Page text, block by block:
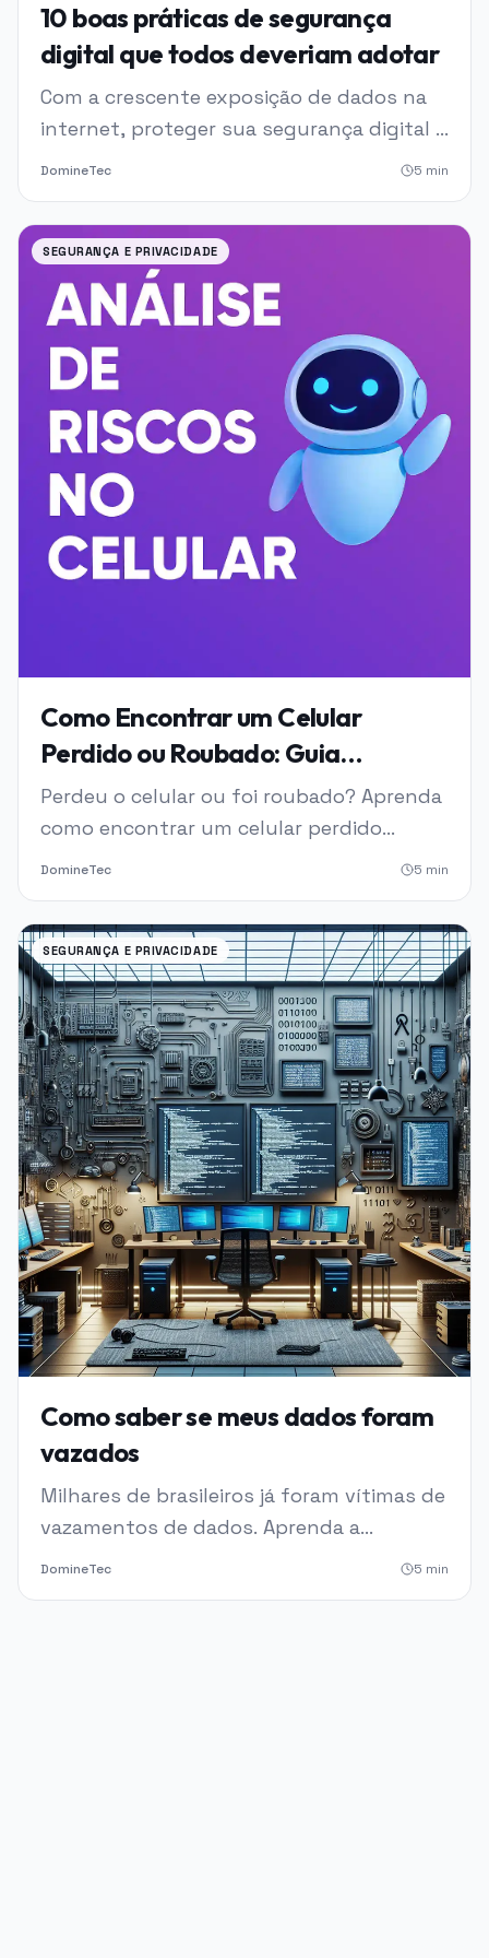
10 boas práticas de segurança
digital que todos deveriam adotar
Com a crescente exposição de dados na
internet, proteger sua segurança digital é
mais urgente do que nunca. Neste post,
essenciais para proteger senhas, e-mails,
contas bancárias, arquivos pessoais e
toda a sua navegação online. O conteúdo
é prático, direto e incl
DomineTec 5 min
SEGURANÇA E PRIVACIDADE
Como Encontrar um Celular
Perdido ou Roubado: Guia
Definitivo
Perdeu o celular ou foi roubado? Aprenda
como encontrar um celular perdido
rapidamente usando ferramentas nativas
caso de roubo.
DomineTec 5 min
SEGURANÇA E PRIVACIDADE
Como saber se meus dados foram
vazados
Milhares de brasileiros já foram vítimas de
vazamentos de dados. Aprenda a
identificar se você também foi afetado,
DomineTec 5 min